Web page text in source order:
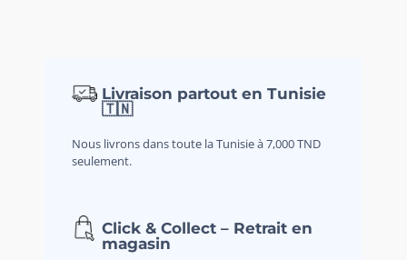
Livraison partout en Tunisie
🇹🇳
Nous livrons dans toute la Tunisie à 7,000 TND
seulement.
Click & Collect – Retrait en
magasin